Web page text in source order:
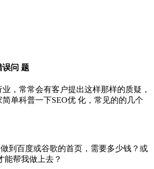
误问 题
，常常会有客户提出这样那样的质疑，
单科普一下SEO优 化，常见的的几个
到百度或谷歌的首页，需要多少钱？或
能帮我做上去？